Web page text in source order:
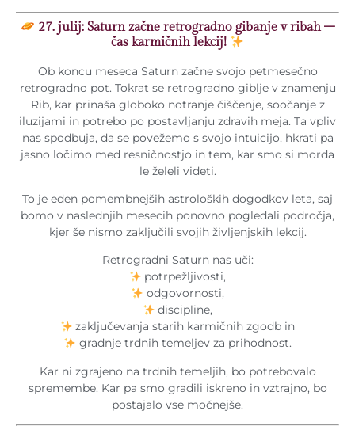
27. julij: Saturn začne retrogradno gibanje v ribah –
čas karmičnih lekcij!
Ob koncu meseca Saturn začne svojo petmesečno
retrogradno pot. Tokrat se retrogradno giblje v znamenju
Rib, kar prinaša globoko notranje čiščenje, soočanje z
iluzijami in potrebo po postavljanju zdravih meja. Ta vpliv
nas spodbuja, da se povežemo s svojo intuicijo, hkrati pa
jasno ločimo med resničnostjo in tem, kar smo si morda
le želeli videti.
To je eden pomembnejših astroloških dogodkov leta, saj
bomo v naslednjih mesecih ponovno pogledali področja,
kjer še nismo zaključili svojih življenjskih lekcij.
Retrogradni Saturn nas uči:
potrpežljivosti,
odgovornosti,
discipline,
zaključevanja starih karmičnih zgodb in
gradnje trdnih temeljev za prihodnost.
Kar ni zgrajeno na trdnih temeljih, bo potrebovalo
spremembe. Kar pa smo gradili iskreno in vztrajno, bo
postajalo vse močnejše.